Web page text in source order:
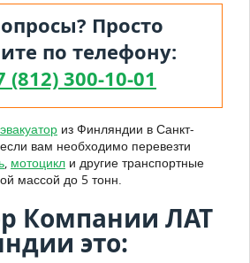
Просто
по телефону:
(812) 300-10-01
эвакуатор из Финляндии в Санкт-
вам необходимо перевезти
, мотоцикл и другие транспортные
массой до 5 тонн.
Компании ЛАТ
это: